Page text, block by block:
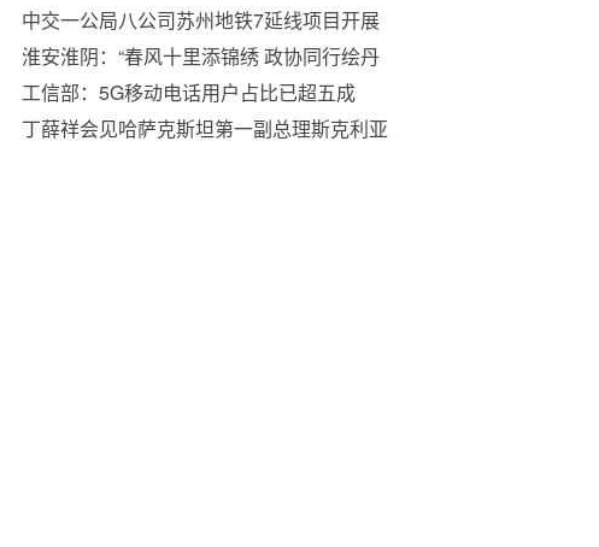
力就业
中交一公局八公司苏州地铁7延线项目开展
“植此‘清’绿 ‘廉’动人心”主题活动
淮安淮阴：“春风十里添锦绣 政协同行绘丹
青”
工信部：5G移动电话用户占比已超五成
丁薛祥会见哈萨克斯坦第一副总理斯克利亚